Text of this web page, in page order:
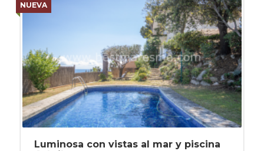
NUEVA
Luminosa con vistas al mar y piscina